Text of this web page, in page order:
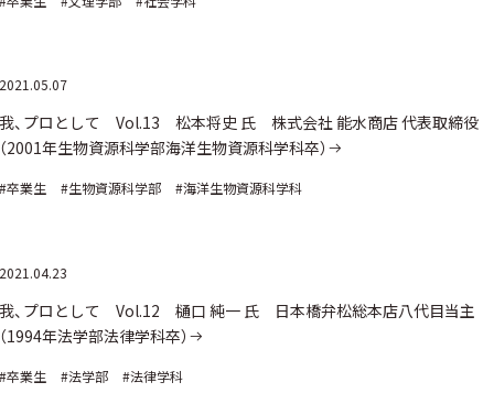
、プロとして Vol.13 松本将史 氏 株式会社 能水商店 代表取締役
2001年生物資源科学部海洋生物資源科学科卒）
卒業生 #生物資源科学部 #海洋生物資源科学科
、プロとして Vol.12 樋口 純一 氏 日本橋弁松総本店八代目当主
1994年法学部法律学科卒）
卒業生 #法学部 #法律学科